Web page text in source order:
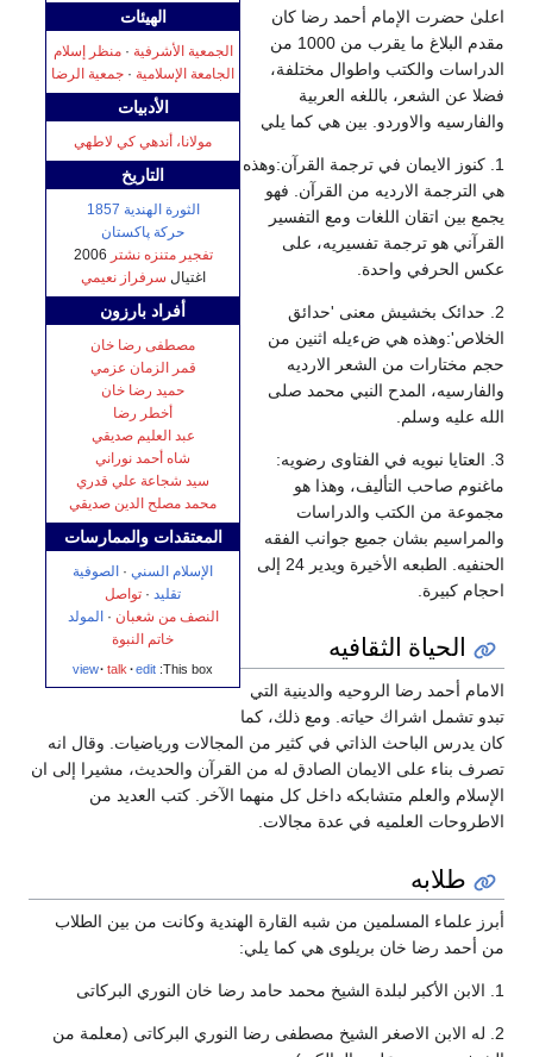
الهيئات
الجمعية الأشرفية ·منظر إسلام
الجامعة الإسلامية · جمعية الرضا
الأدبيات
مولانا، أندهي كي لاطهي
التاريخ
الثورة الهندية 1857
حركة پاكستان
تفجير متنزه نشتر
اغتيال سرفراز نعيمي
أفراد بارزون
مصطفى رضا خان
قمر الزمان عزمي
حميد رضا خان
أخطر رضا
عبد العليم صديقي
شاه أحمد نوراني
سيد شجاعة علي قدري
محمد مصلح الدين صديقي
المعتقدات والممارسات
الإسلام السني · الصوفية
تقليد · تواصل
النصف من شعبان ·المولد
خاتم النبوة
This box:
view talk edit
اعلیٰ حضرت الإمام أحمد رضا كان
مقدم البلاغ ما يقرب من 1000 من
الدراسات والكتب واطوال مختلفة،
فضلا عن الشعر، باللغه العربية
والفارسيه والاوردو. بين هي كما يلي
1. كنوز الايمان في ترجمة القرآن:وهذه
هي الترجمة الارديه من القرآن. فهو
يجمع بين اتقان اللغات ومع التفسير
القرآني هو ترجمة تفسيريه، على
عكس الحرفي واحدة.
2. حدائک بخشیش معنى 'حدائق
الخلاص':وهذه هي ضءيله اثنين من
حجم مختارات من الشعر الارديه
والفارسيه، المدح النبي محمد صلى
الله عليه وسلم.
3. العتایا نبويه في الفتاوى رضويه:
ماغنوم صاحب التأليف، وهذا هو
مجموعة من الكتب والدراسات
والمراسيم بشان جميع جوانب الفقه
الحنفيه. الطبعه الأخيرة ويدير 24 إلى
احجام كبيرة.
الحياة الثقافيه
الامام أحمد رضا الروحيه والدينية التي
تبدو تشمل اشراك حياته. ومع ذلك، كما
كان يدرس الباحث الذاتي في كثير من المجالات ورياضيات. وقال انه
تصرف بناء على الايمان الصادق له من القرآن والحديث، مشيرا إلى ان
الإسلام والعلم متشابكه داخل كل منهما الآخر. كتب العديد من
الاطروحات العلميه في عدة مجالات.
طلابه
أبرز علماء المسلمين من شبه القارة الهندية وكانت من بين الطلاب
من أحمد رضا خان بریلوی هي كما يلي:
1. الابن الأكبر لبلدة الشيخ محمد حامد رضا خان النوري البرکاتی
2. له الابن الاصغر الشيخ مصطفى رضا النوري البرکاتی (معلمة من